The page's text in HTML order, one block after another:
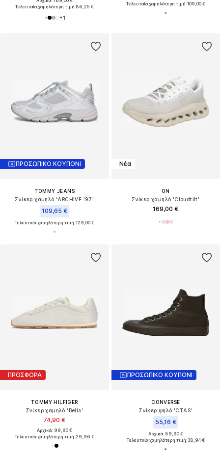
Τελευταία χαμηλότερη τιμή:86,25 €
+1
Τελευταία χαμηλότερη τιμή:109,00 €
ΠΡΟΣΩΠΙΚΟ ΚΟΥΠΟΝΙ
TOMMY JEANS
Σνίκερ χαμηλό 'ARCHIVE '97'
109,65 €
Τελευταία χαμηλότερη τιμή:129,00 €
Νέα
ON
Σνίκερ χαμηλό 'Cloudtilt'
169,00 €
ΠΡΟΣΦΟΡΑ
TOMMY HILFIGER
Σνίκερ χαμηλό 'Bella'
74,90 €
Αρχικά: 99,90 €
Τελευταία χαμηλότερη τιμή:29,96 €
ΠΡΟΣΩΠΙΚΟ ΚΟΥΠΟΝΙ
CONVERSE
Σνίκερ ψηλό 'CTAS'
55,16 €
Αρχικά: 89,90 €
Τελευταία χαμηλότερη τιμή:38,94 €